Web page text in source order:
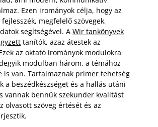
Ezen irományok célja, hogy az
megfelelő szövegek,
segítségével. A Wir tankönyvek
tanítók, azaz átestek az
az oktató irományok modulokra
modulban három, a témához
is van. Tartalmaznak primer tehetség
a beszédkészséget és a hallás utáni
vannak bennük szekunder kvalitást
olvasott szöveg értését és az